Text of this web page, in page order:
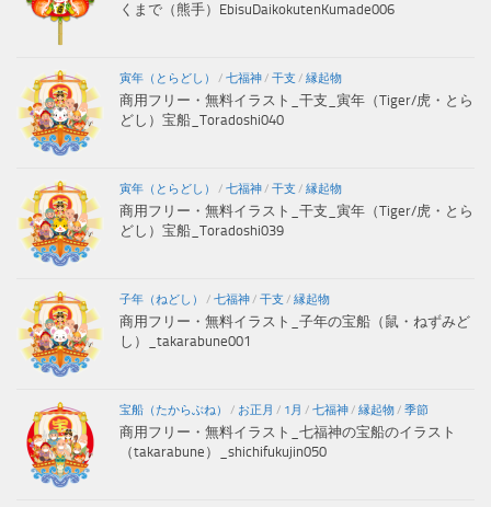
くまで（熊手）EbisuDaikokutenKumade006
寅年（とらどし） / 七福神/ 干支 / 縁起物
商用フリー・無料イラスト_干支_寅年（Tiger/虎・とら
どし）宝船_Toradoshi040
寅年（とらどし） / 七福神/ 干支 / 縁起物
商用フリー・無料イラスト_干支_寅年（Tiger/虎・とら
どし）宝船_Toradoshi039
子年（ねどし） / 七福神/ 干支 / 縁起物
商用フリー・無料イラスト_子年の宝船（鼠・ねずみど
し）_takarabune001
宝船（たからぶね） / お正月 / 1月 / 七福神/ 縁起物/ 季節
商用フリー・無料イラスト_七福神の宝船のイラスト
（takarabune）_shichifukujin050